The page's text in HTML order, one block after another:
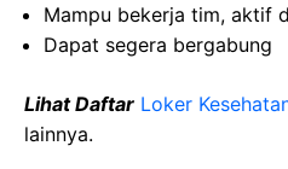
Mampu bekerja tim, aktif
Dapat segera bergabung
Lihat Daftar Loker
lainnya.